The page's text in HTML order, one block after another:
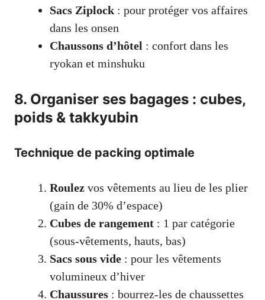
Sacs Ziplock : pour protéger vos affaires
dans les onsen
Chaussons d’hôtel : confort dans les
ryokan et minshuku
8. Organiser ses bagages : cubes,
poids & takkyubin
Technique de packing optimale
Roulez vos vêtements au lieu de les plier
(gain de 30% d’espace)
Cubes de rangement : 1 par catégorie
(sous-vêtements, hauts, bas)
Sacs sous vide : pour les vêtements
volumineux d’hiver
Chaussures : bourrez-les de chaussettes